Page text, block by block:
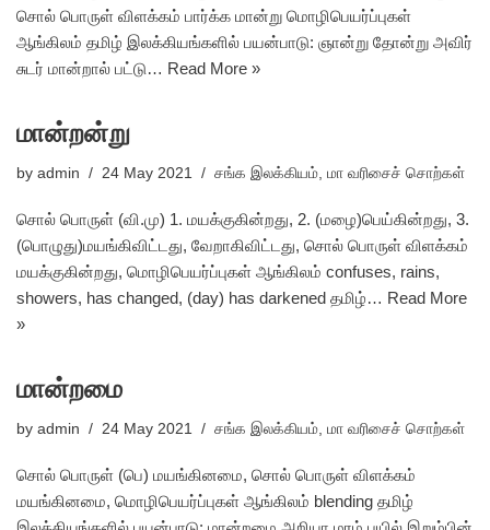
சொல் பொருள் விளக்கம் பார்க்க மான்று மொழிபெயர்ப்புகள்
ஆங்கிலம் தமிழ் இலக்கியங்களில் பயன்பாடு: ஞான்று தோன்று அவிர்
சுடர் மான்றால் பட்டு… Read More »
மான்றன்று
by admin 24 May 2021 சங்க இலக்கியம், மா வரிசைச் சொற்கள்
சொல் பொருள் (வி.மு) 1. மயக்குகின்றது, 2. (மழை)பெய்கின்றது, 3.
(பொழுது)மயங்கிவிட்டது, வேறாகிவிட்டது, சொல் பொருள் விளக்கம்
மயக்குகின்றது, மொழிபெயர்ப்புகள் ஆங்கிலம் confuses, rains,
showers, has changed, (day) has darkened தமிழ்… Read More
»
மான்றமை
by admin 24 May 2021 சங்க இலக்கியம், மா வரிசைச் சொற்கள்
சொல் பொருள் (பெ) மயங்கினமை, சொல் பொருள் விளக்கம்
மயங்கினமை, மொழிபெயர்ப்புகள் ஆங்கிலம் blending தமிழ்